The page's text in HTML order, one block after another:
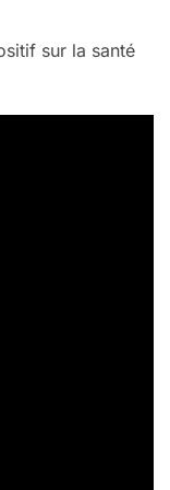
sur la santé